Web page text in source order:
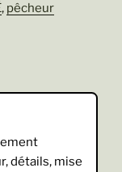
, pêcheur
détails, mise